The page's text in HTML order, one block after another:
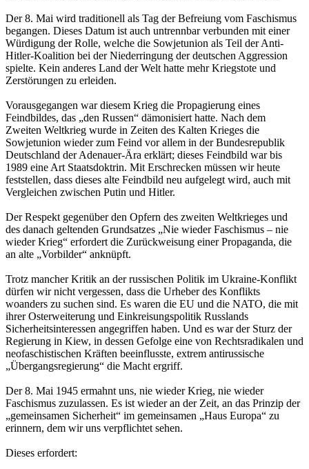
Der 8. Mai wird traditionell als Tag der Befreiung vom Faschismus
begangen. Dieses Datum ist auch untrennbar verbunden mit einer
Würdigung der Rolle, welche die Sowjetunion als Teil der Anti-
Hitler-Koalition bei der Niederringung der deutschen Aggression
spielte. Kein anderes Land der Welt hatte mehr Kriegstote und
Zerstörungen zu erleiden.
Vorausgegangen war diesem Krieg die Propagierung eines
Feindbildes, das „den Russen“ dämonisiert hatte. Nach dem
Zweiten Weltkrieg wurde in Zeiten des Kalten Krieges die
Sowjetunion wieder zum Feind vor allem in der Bundesrepublik
Deutschland der Adenauer-Ära erklärt; dieses Feindbild war bis
1989 eine Art Staatsdoktrin. Mit Erschrecken müssen wir heute
feststellen, dass dieses alte Feindbild neu aufgelegt wird, auch mit
Vergleichen zwischen Putin und Hitler.
Der Respekt gegenüber den Opfern des zweiten Weltkrieges und
des danach geltenden Grundsatzes „Nie wieder Faschismus – nie
wieder Krieg“ erfordert die Zurückweisung einer Propaganda, die
an alte „Vorbilder“ anknüpft.
Trotz mancher Kritik an der russischen Politik im Ukraine-Konflikt
dürfen wir nicht vergessen, dass die Urheber des Konflikts
woanders zu suchen sind. Es waren die EU und die NATO, die mit
ihrer Osterweiterung und Einkreisungspolitik Russlands
Sicherheitsinteressen angegriffen haben. Und es war der Sturz der
Regierung in Kiew, in dessen Gefolge eine von Rechtsradikalen und
neofaschistischen Kräften beeinflusste, extrem antirussische
„Übergangsregierung“ die Macht ergriff.
Der 8. Mai 1945 ermahnt uns, nie wieder Krieg, nie wieder
Faschismus zuzulassen. Es ist wieder an der Zeit, an das Prinzip der
„gemeinsamen Sicherheit“ im gemeinsamen „Haus Europa“ zu
erinnern, dem wir uns verpflichtet sehen.
Dieses erfordert: